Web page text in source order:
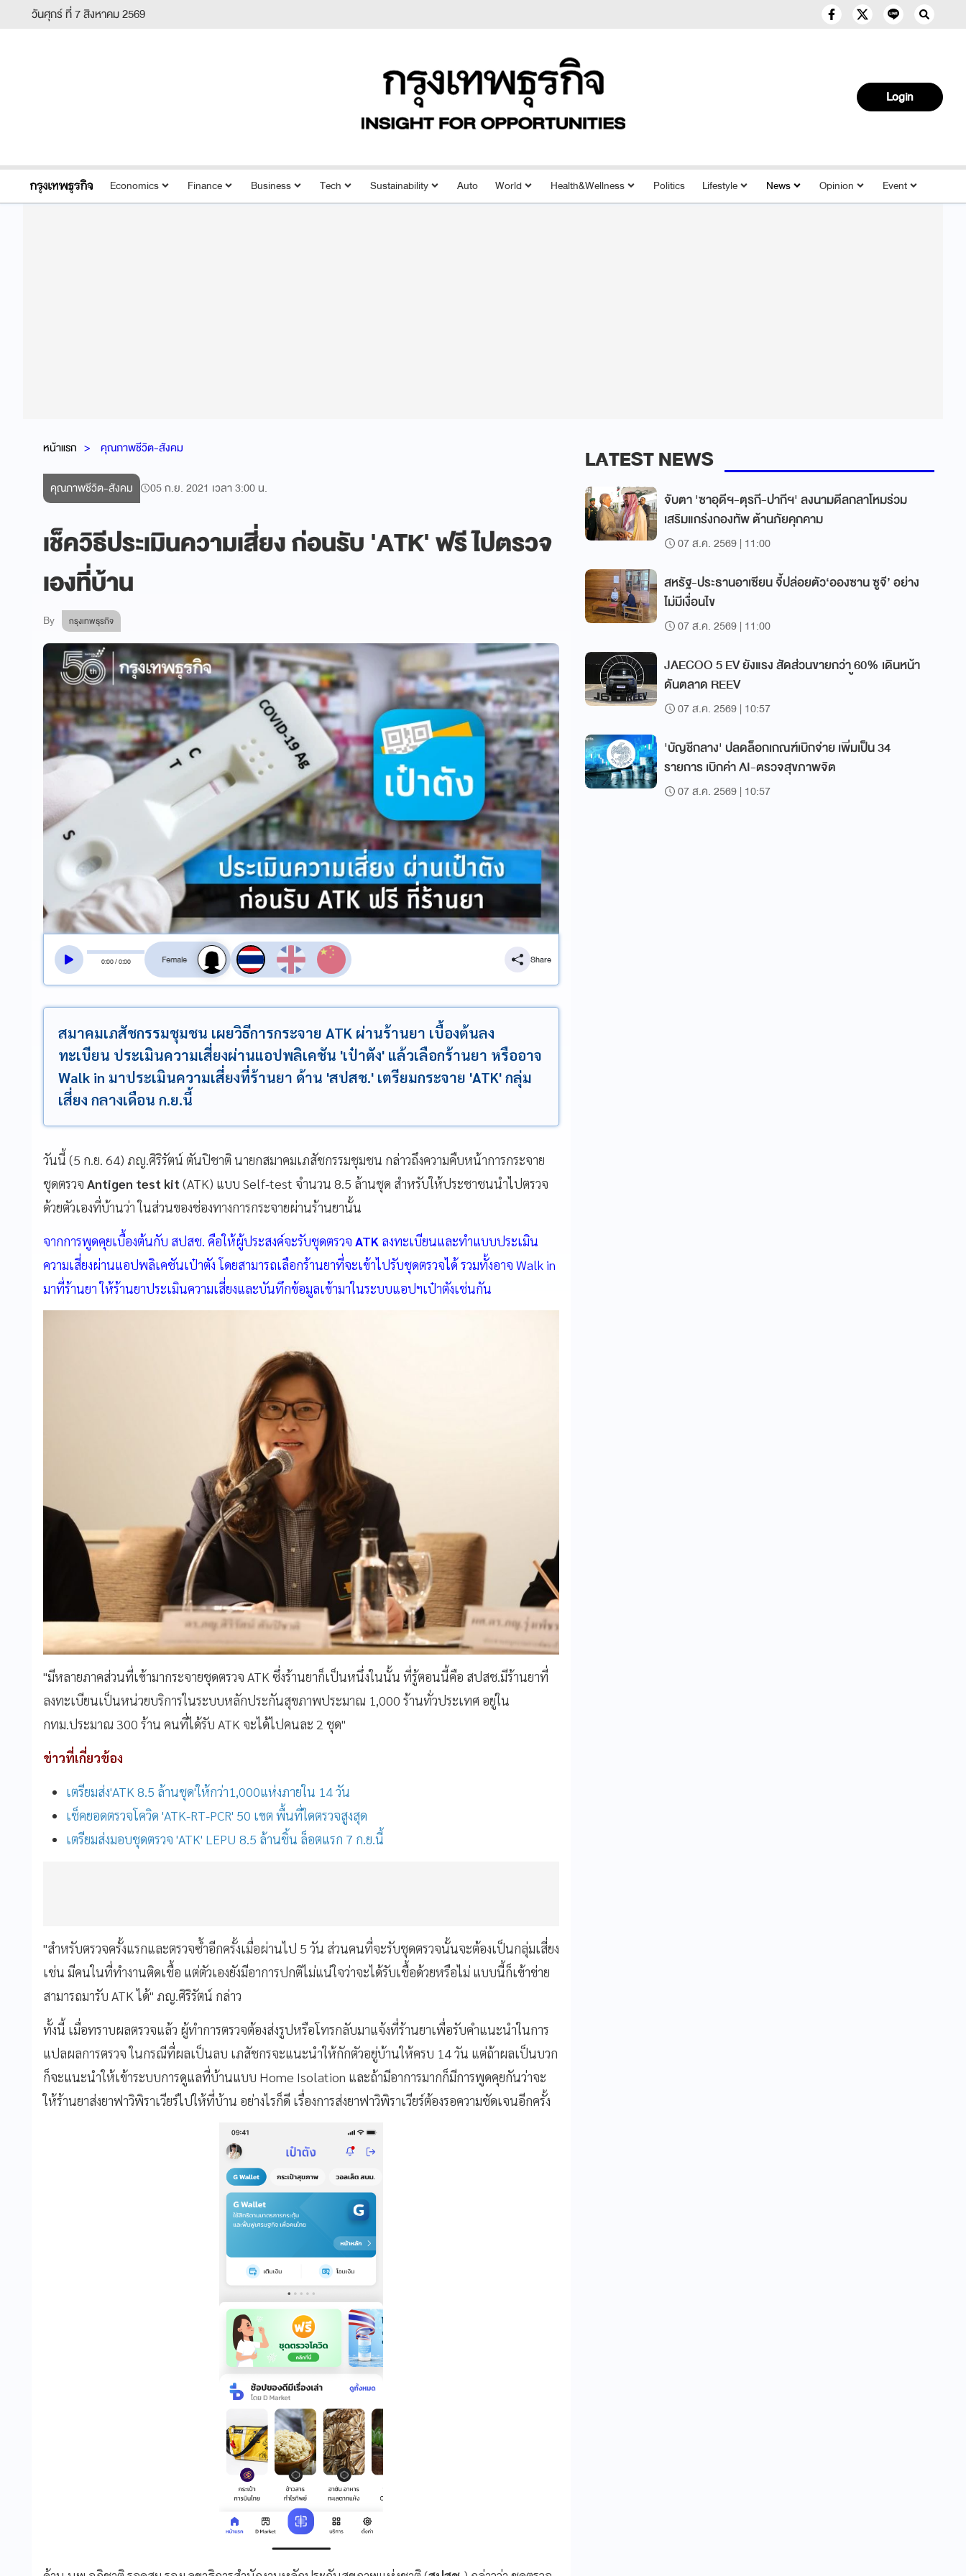
วันศุกร์ ที่ 7 สิงหาคม 2569
Login
Economics Finance Business Tech Sustainability Auto World Health&Wellness Politics Lifestyle News Opinion Event
หน้าแรก คุณภาพชีวิต-สังคม
คุณภาพชีวิต-สังคม 05 ก.ย. 2021 เวลา 3:00 น.
เช็ควิธีประเมินความเสี่ยง ก่อนรับ 'ATK' ฟรี ไปตรวจ
เองที่บ้าน
By กรุงเทพธุรกิจ
0:00/0:00
สลับเสียงอ่าน
Share
สมาคมเภสัชกรรมชุมชน เผยวิธีการกระจาย ATK ผ่านร้านยา เบื้องต้นลง
ทะเบียน ประเมินความเสี่ยงผ่านแอปพลิเคชัน 'เป๋าตัง' แล้วเลือกร้านยา หรืออาจ
Walk in มาประเมินความเสี่ยงที่ร้านยา ด้าน 'สปสช.' เตรียมกระจาย 'ATK' กลุ่ม
เสี่ยง กลางเดือน ก.ย.นี้
วันนี้ (5 ก.ย. 64) ภญ.ศิริรัตน์ ตันปิชาติ นายกสมาคมเภสัชกรรมชุมชน กล่าวถึงความคืบหน้าการกระจาย
ชุดตรวจ Antigen test kit(ATK) แบบ Self-test จำนวน 8.5 ล้านชุด สำหรับให้ประชาชนนำไปตรวจ
ด้วยตัวเองที่บ้านว่า ในส่วนของช่องทางการกระจายผ่านร้านยานั้น
จากการพูดคุยเบื้องต้นกับ สปสช. คือให้ผู้ประสงค์จะรับชุดตรวจ ATK ลงทะเบียนและทำแบบประเมิน
ความเสี่ยงผ่านแอปพลิเคชันเป๋าตัง โดยสามารถเลือกร้านยาที่จะเข้าไปรับชุดตรวจได้ รวมทั้งอาจ Walk in
มาที่ร้านยา ให้ร้านยาประเมินความเสี่ยงและบันทึกข้อมูลเข้ามาในระบบแอปฯเป๋าตังเช่นกัน
"มีหลายภาคส่วนที่เข้ามากระจายชุดตรวจ ATK ซึ่งร้านยาก็เป็นหนึ่งในนั้น ที่รู้ตอนนี้คือ สปสช.มีร้านยาที่
ลงทะเบียนเป็นหน่วยบริการในระบบหลักประกันสุขภาพประมาณ 1,000 ร้านทั่วประเทศ อยู่ใน
กทม.ประมาณ 300 ร้าน คนที่ได้รับ ATK จะได้ไปคนละ 2 ชุด"
ข่าวที่เกี่ยวข้อง
เตรียมส่ง'ATK 8.5 ล้านชุด'ให้กว่า1,000แห่งภายใน 14 วัน
เช็คยอดตรวจโควิด 'ATK-RT-PCR' 50 เขต พื้นที่ใดตรวจสูงสุด
เตรียมส่งมอบชุดตรวจ 'ATK' LEPU 8.5 ล้านชิ้น ล็อตแรก 7 ก.ย.นี้
"สำหรับตรวจครั้งแรกและตรวจซ้ำอีกครั้งเมื่อผ่านไป 5 วัน ส่วนคนที่จะรับชุดตรวจนั้นจะต้องเป็นกลุ่มเสี่ยง
เช่น มีคนในที่ทำงานติดเชื้อ แต่ตัวเองยังมีอาการปกติไม่แน่ใจว่าจะได้รับเชื้อด้วยหรือไม่ แบบนี้ก็เข้าข่าย
สามารถมารับ ATK ได้" ภญ.ศิริรัตน์ กล่าว
ทั้งนี้ เมื่อทราบผลตรวจแล้ว ผู้ทำการตรวจต้องส่งรูปหรือโทรกลับมาแจ้งที่ร้านยาเพื่อรับคำแนะนำในการ
แปลผลการตรวจ ในกรณีที่ผลเป็นลบ เภสัชกรจะแนะนำให้กักตัวอยู่บ้านให้ครบ 14 วัน แต่ถ้าผลเป็นบวก
ก็จะแนะนำให้เข้าระบบการดูแลที่บ้านแบบ Home Isolation และถ้ามีอาการมากก็มีการพูดคุยกันว่าจะ
ให้ร้านยาส่งยาฟาวิพิราเวียร์ไปให้ที่บ้าน อย่างไรก็ดี เรื่องการส่งยาฟาวิพิราเวียร์ต้องรอความชัดเจนอีกครั้ง
LATEST NEWS
จับตา 'ซาอุดีฯ-ตุรกี-ปากีฯ' ลงนามดีลกลาโหมร่วม
เสริมแกร่งกองทัพ ต้านภัยคุกคาม
07 ส.ค. 2569 | 11:00
สหรัฐ-ประธานอาเซียน จี้ปล่อยตัว‘อองซาน ซูจี’ อย่าง
ไม่มีเงื่อนไข
07 ส.ค. 2569 | 11:00
JAECOO 5 EV ยังแรง สัดส่วนขายกว่า ู60% เดินหน้า
ดันตลาด REEV
07 ส.ค. 2569 | 10:57
'บัญชีกลาง' ปลดล็อกเกณฑ์เบิกจ่าย เพิ่มเป็น 34
รายการ เบิกค่า AI-ตรวจสุขภาพจิต
07 ส.ค. 2569 | 10:57